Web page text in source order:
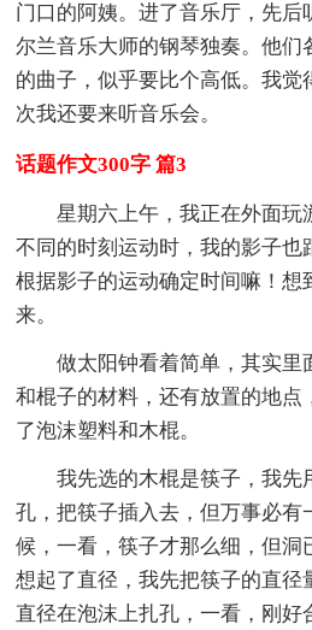
门口的阿姨。进了音乐厅，先后
尔兰音乐大师的钢琴独奏。他们
的曲子，似乎要比个高低。我觉
次我还要来听音乐会。
话题作文300字 篇3
星期六上午，我正在外面玩
不同的时刻运动时，我的影子也
根据影子的运动确定时间嘛！想
来。
做太阳钟看着简单，其实里
和棍子的材料，还有放置的地点
了泡沫塑料和木棍。
我先选的木棍是筷子，我先
孔，把筷子插入去，但万事必有
候，一看，筷子才那么细，但洞
想起了直径，我先把筷子的直径
直径在泡沫上扎孔，一看，刚好